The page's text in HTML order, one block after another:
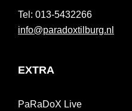
013-5432266
info@paradoxtilburg.nl
EXTRA
PaRaDoX Live